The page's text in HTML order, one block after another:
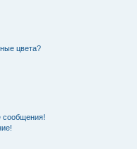
цвета?
сообщения!